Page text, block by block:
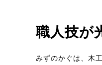
職人技が
みずのかぐは、木